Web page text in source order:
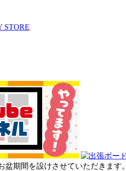
STORE
盆期間を設けさせていただきます。